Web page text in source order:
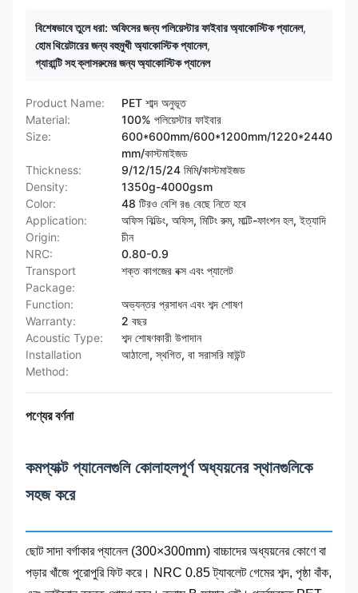
বিশেষভাবে তুলে ধরা: অফিসের জন্য পলিয়েস্টার ফাইবার অ্যাকোস্টিক প্যানেল,
হোম থিয়েটারের জন্য বহুমুখী অ্যাকোস্টিক প্যানেল,
গ্যারান্টি সহ ক্লাসরুমের জন্য অ্যাকোস্টিক প্যানেল
Product Name:
PET শাব্দ অনুভূত
Material:
100% পলিয়েস্টার ফাইবার
Size:
600*600mm/600*1200mm/1220*2440
mm/কাস্টমাইজড
Thickness:
9/12/15/24 মিমি/কাস্টমাইজড
Density:
1350g-4000gsm
Color:
48 টিরও বেশি রঙ বেছে নিতে হবে
Application:
অফিস বিল্ডিং, অফিস, মিটিং রুম, মাল্টি-ফাংশন হল, ইত্যাদি
Origin:
চীন
NRC:
0.80-0.9
Transport
Package:
শক্ত কাগজের বক্স এবং প্যালেট
Function:
অভ্যন্তর প্রসাধন এবং শব্দ শোষণ
Warranty:
2 বছর
Acoustic Type:
শব্দ শোষণকারী উপাদান
Installation
Method:
আঠালো, স্থগিত, বা সরাসরি মাউন্ট
পণ্যের বর্ণনা
কমপ্যাক্ট প্যানেলগুলি কোলাহলপূর্ণ অধ্যয়নের স্থানগুলিকে
সহজ করে
ছোট সাদা বর্গাকার প্যানেল (300×300mm) বাচ্চাদের অধ্যয়নের কোণে বা
পড়ার খাঁজে পুরোপুরি ফিট করে। NRC 0.85 ট্যাবলেট গেমের শব্দ, পৃষ্ঠা বাঁক,